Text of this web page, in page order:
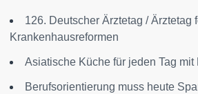
126. Deutscher Ärztetag / Ärztetag
Krankenhausreformen
Asiatische Küche für jeden Tag
Berufsorientierung muss heute